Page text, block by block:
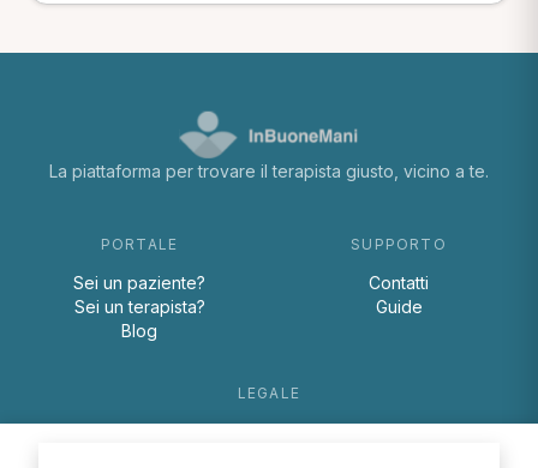
La piattaforma per trovare il terapista giusto, vicino a te.
PORTALE
Sei un paziente?
Sei un terapista?
Blog
SUPPORTO
Contatti
Guide
LEGALE